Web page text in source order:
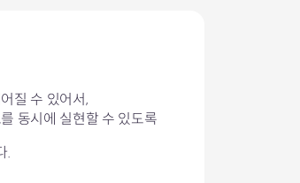
질 수 있어서,
동시에 실현할 수 있도록
.